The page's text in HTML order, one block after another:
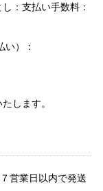
：支払い手数料：
）：
します。
営業日以内で発送